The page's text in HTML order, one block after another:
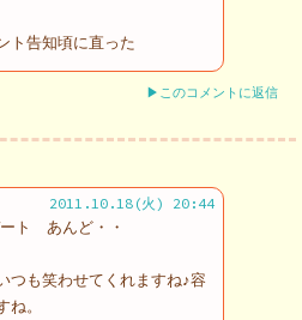
ト告知頃に直った
▶このコメントに返信
2011.10.18(火) 20:44
ト あんど・・
つも笑わせてくれますね♪容
ね。